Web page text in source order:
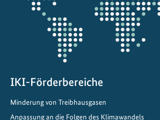
k
e
IKI-Förderbereiche
Minderung von Treibhausgasen
Anpassung an die Folgen des Klimawandels